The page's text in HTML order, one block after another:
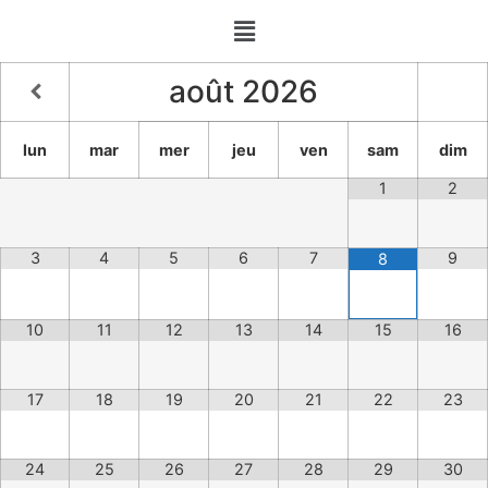
août 2026
lun mar mer jeu ven sam dim
1 2
3 4 5 6 7 8 9
10 11 12 13 14 15 16
17 18 19 20 21 22 23
24 25 26 27 28 29 30